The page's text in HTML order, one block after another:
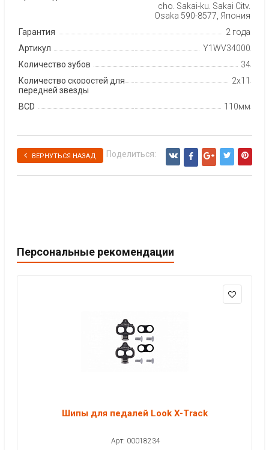
cho, Sakai-ku, Sakai City,
Osaka 590-8577, Япония
Гарантия
2 года
Артикул
Y1WV34000
Количество зубов
34
Количество скоростей для
передней звезды
2x11
BCD 110мм
ВЕРНУТЬСЯ НАЗАД Поделиться:
Персональные рекомендации
Шипы для педалей Look X-Track
Арт: 00018234